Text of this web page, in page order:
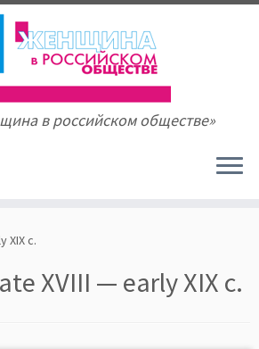
в российском обществе»
XIX c.
XVIII — early XIX c.